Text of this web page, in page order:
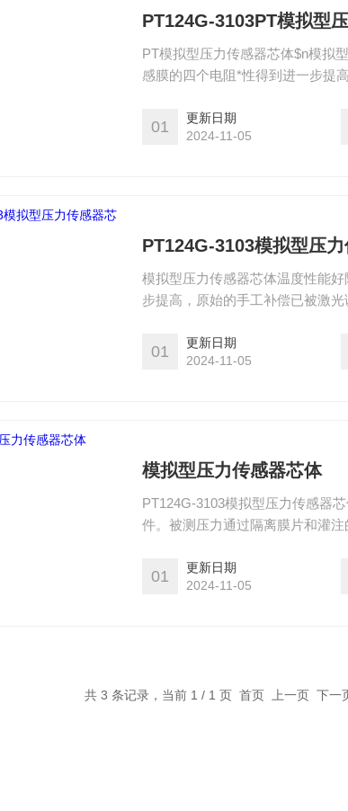
PT124G-3103PT模拟型
PT模拟型压力传感器芯体$n模拟
感膜的四个电阻*性得到进一步提
提高。
01
更新日期
2024-11-05
PT124G-3103模拟型压
模拟型压力传感器芯体温度性能
步提高，原始的手工补偿已被激
01
更新日期
2024-11-05
模拟型压力传感器芯体
PT124G-3103模拟型压力传感器
件。被测压力通过隔离膜片和灌
出符合I2C、SPI、MODBUS 485
01
更新日期
2024-11-05
共 3 条记录，当前 1 / 1 页 首页 上一页 下一